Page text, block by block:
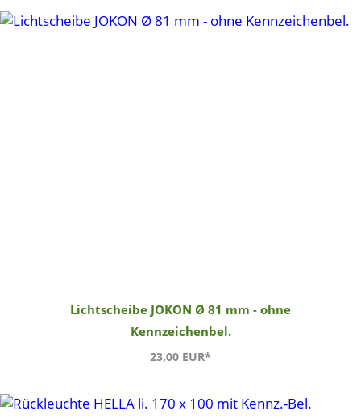
Lichtscheibe JOKON Ø 81 mm - ohne
Kennzeichenbel.
23,00 EUR*